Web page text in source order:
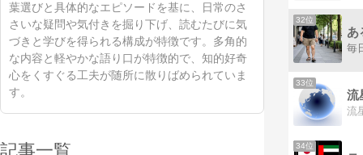
葉選びと具体的なエピソードを基に、日常のさ
さいな疑問や気付きを掘り下げ、読むたびに気
づきと学びを得られる構成が特徴です。多角的
な内容と軽やかな語り口が特徴的で、知的好奇
心をくすぐる工夫が随所に散りばめられていま
す。
記事一覧
32位
あ
33位
34位